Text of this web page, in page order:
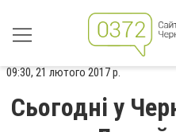
09:30, 21 лютого 2017 р.
Сьогодні у